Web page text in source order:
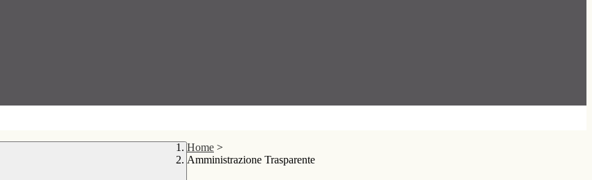
Home >
Amministrazione Trasparente